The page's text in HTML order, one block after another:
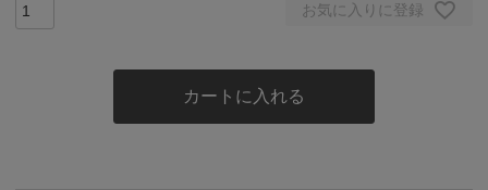
お気に入りに登録
カートに入れる